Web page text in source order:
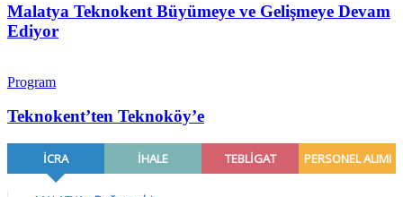
Malatya Teknokent Büyümeye ve Gelişmeye Devam
Ediyor
Program
Teknokent’ten Teknoköy’e